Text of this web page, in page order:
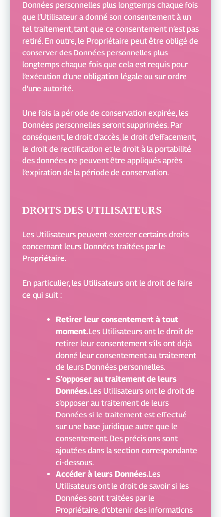
Données personnelles plus longtemps chaque fois
que l’Utilisateur a donné son consentement à un
tel traitement, tant que ce consentement n’est pas
retiré. En outre, le Propriétaire peut être obligé de
conserver des Données personnelles plus
longtemps chaque fois que cela est requis pour
l’exécution d’une obligation légale ou sur ordre
d’une autorité.
Une fois la période de conservation expirée, les
Données personnelles seront supprimées. Par
conséquent, le droit d’accès, le droit d’effacement,
le droit de rectification et le droit à la portabilité
des données ne peuvent être appliqués après
l’expiration de la période de conservation.
DROITS DES UTILISATEURS
Les Utilisateurs peuvent exercer certains droits
concernant leurs Données traitées par le
Propriétaire.
En particulier, les Utilisateurs ont le droit de faire
ce qui suit :
Retirer leur consentement à tout
moment.Les Utilisateurs ont le droit de
retirer leur consentement s’ils ont déjà
donné leur consentement au traitement
de leurs Données personnelles.
S’opposer au traitement de leurs
Données.Les Utilisateurs ont le droit de
s’opposer au traitement de leurs
Données si le traitement est effectué
sur une base juridique autre que le
consentement. Des précisions sont
ajoutées dans la section correspondante
ci-dessous.
Accéder à leurs Données.Les
Utilisateurs ont le droit de savoir si les
Données sont traitées par le
Propriétaire, d’obtenir des informations